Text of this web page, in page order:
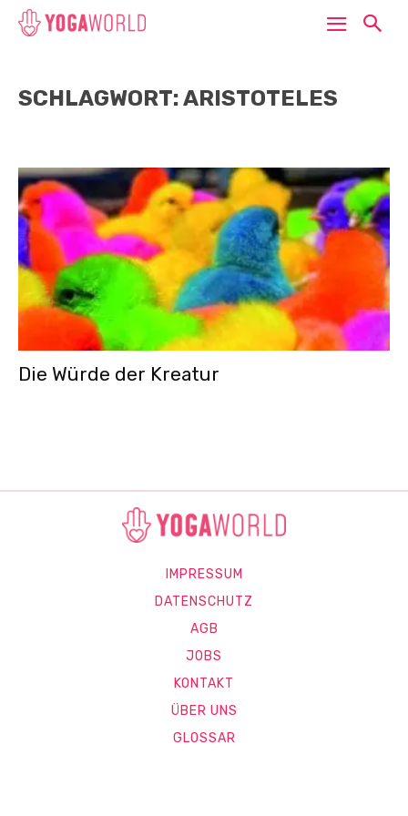
SCHLAGWORT: ARISTOTELES
Die Würde der Kreatur
IMPRESSUM
DATENSCHUTZ
AGB
JOBS
KONTAKT
ÜBER UNS
GLOSSAR